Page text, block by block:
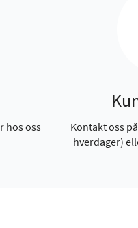
hos oss
Kontakt oss
hverdager)